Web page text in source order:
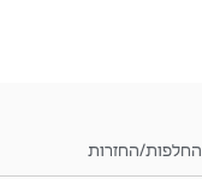
החלפות/החזרות